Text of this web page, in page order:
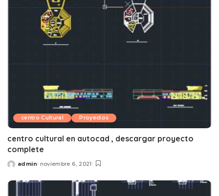
centro Cultural Proyectos
centro cultural en autocad , descargar proyecto
complete
Posted
admin noviembre 6, 2021